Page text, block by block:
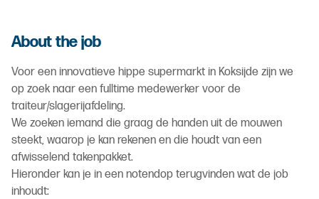
About the job
Voor een innovatieve hippe supermarkt in Koksijde zijn we
op zoek naar een fulltime medewerker voor de
traiteur/slagerijafdeling.
We zoeken iemand die graag de handen uit de mouwen
steekt, waarop je kan rekenen en die houdt van een
afwisselend takenpakket.
Hieronder kan je in een notendop terugvinden wat de job
inhoudt: